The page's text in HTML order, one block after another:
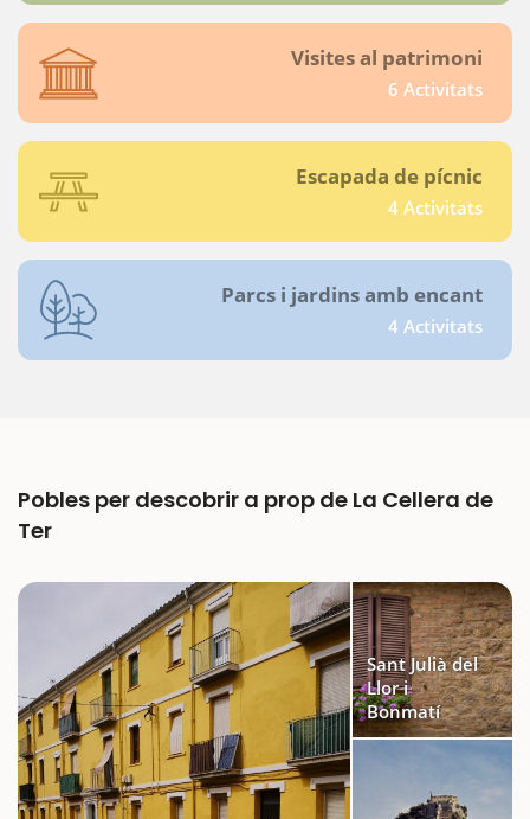
Visites al patrimoni
6 Activitats
Escapada de pícnic
4 Activitats
Parcs i jardins amb encant
4 Activitats
Pobles per descobrir a prop de La Cellera de
Ter
Sant Julià del
Llor i
Bonmatí